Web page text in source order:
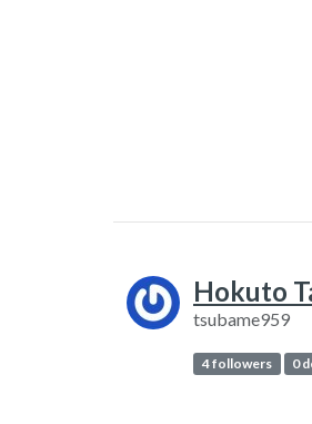
Hokuto
tsubame959
4 followers 0